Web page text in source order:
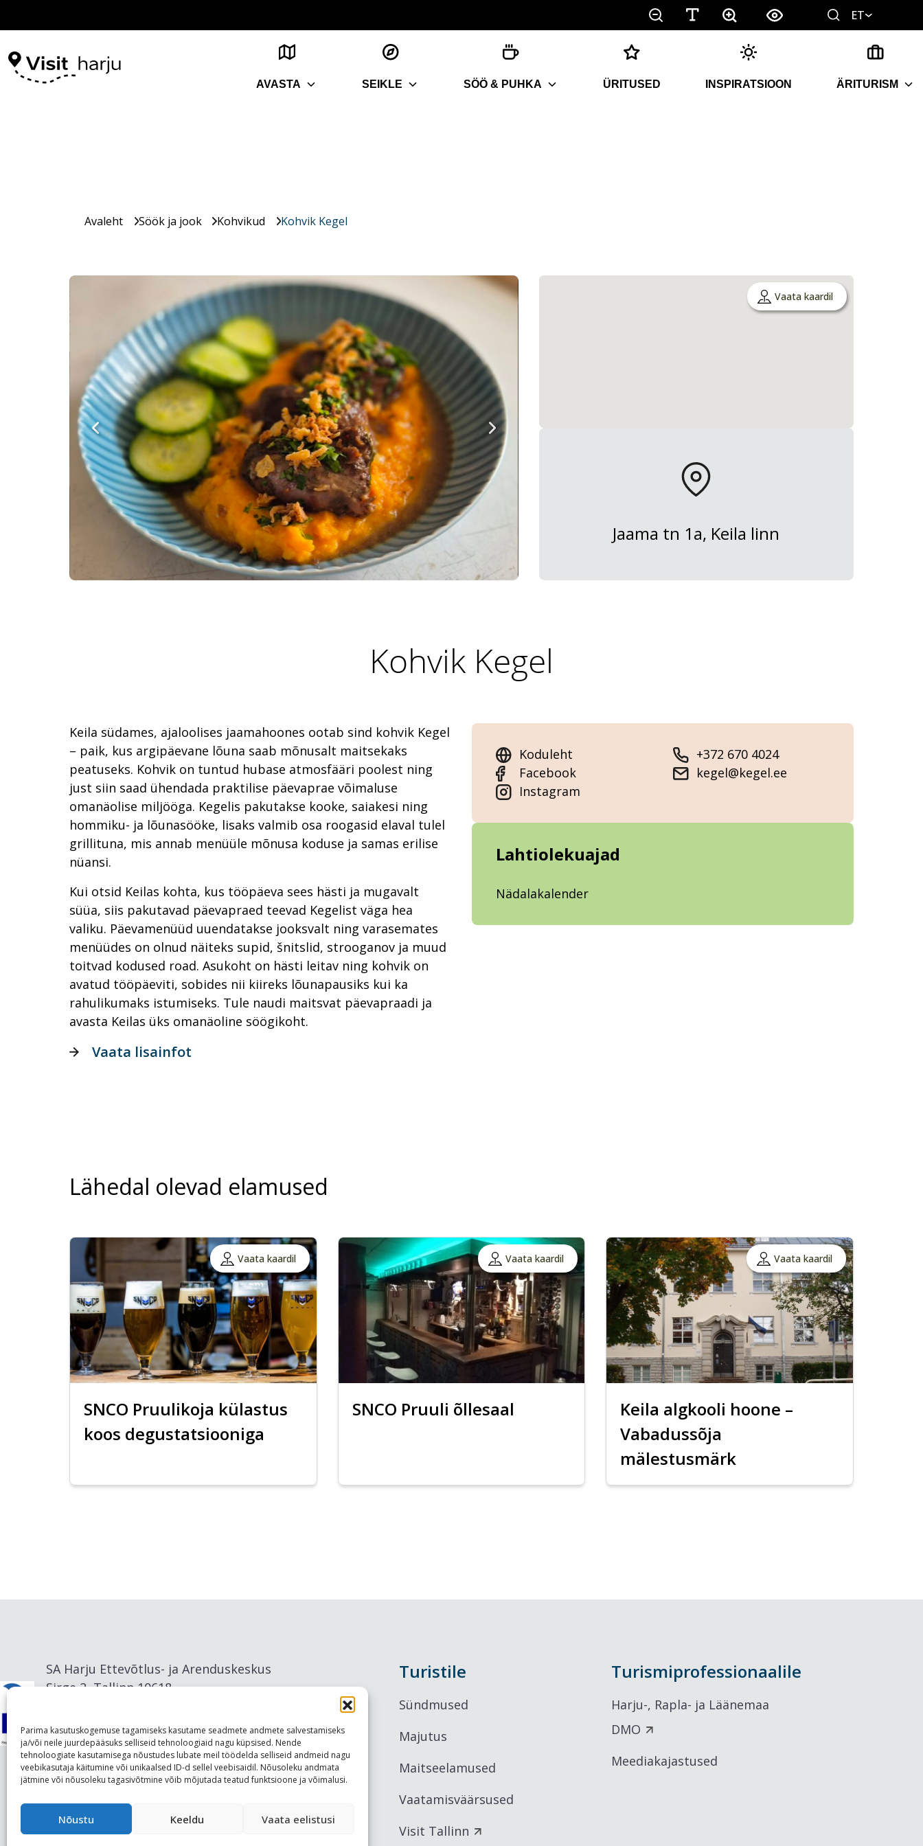
Parima kasutuskogemuse tagamiseks kasutame seadmete andmete salvestamiseks
ja/või neile juurdepääsuks selliseid tehnoloogiaid nagu küpsised. Nende
tehnoloogiate kasutamisega nõustudes lubate meil töödelda selliseid andmeid nagu
veebikasutaja käitumine või unikaalsed ID-d sellel veebisaidil. Nõusoleku andmata
jätmine või nõusoleku tagasivõtmine võib mõjutada teatud funktsioone ja võimalusi.
Nõustu Keeldu Vaata eelistusi
ET
AVASTA SEIKLE SÖÖ & PUHKA ÜRITUSED INSPIRATSIOON ÄRITURISM
Avaleht Söök ja jook Kohvikud Kohvik Kegel
Vaata kaardil
Jaama tn 1a, Keila linn
Kohvik Kegel
Keila südames, ajaloolises jaamahoones ootab sind kohvik Kegel
– paik, kus argipäevane lõuna saab mõnusalt maitsekaks
peatuseks. Kohvik on tuntud hubase atmosfääri poolest ning
just siin saad ühendada praktilise päevaprae võimaluse
omanäolise miljööga. Kegelis pakutakse kooke, saiakesi ning
hommiku- ja lõunasööke, lisaks valmib osa roogasid elaval tulel
grillituna, mis annab menüüle mõnusa koduse ja samas erilise
nüansi.
Kui otsid Keilas kohta, kus tööpäeva sees hästi ja mugavalt
süüa, siis pakutavad päevapraed teevad Kegelist väga hea
valiku. Päevamenüüd uuendatakse jooksvalt ning varasemates
menüüdes on olnud näiteks supid, šnitslid, strooganov ja muud
toitvad kodused road. Asukoht on hästi leitav ning kohvik on
avatud tööpäeviti, sobides nii kiireks lõunapausiks kui ka
rahulikumaks istumiseks. Tule naudi maitsvat päevapraadi ja
avasta Keilas üks omanäoline söögikoht.
Koduleht
Facebook
Instagram
+372 670 4024
kegel@kegel.ee
Lahtiolekuajad
Nädalakalender
Vaata lisainfot
Lähedal olevad elamused
Vaata kaardil
SNCO Pruulikoja külastus
koos degustatsiooniga
Vaata kaardil
SNCO Pruuli õllesaal
Vaata kaardil
Keila algkooli hoone –
Vabadussõja
mälestusmärk
SA Harju Ettevõtlus- ja Arenduskeskus
Sirge 2, Tallinn 10618
Turistile
Sündmused
Majutus
Maitseelamused
Vaatamisväärsused
Visit Tallinn
Turismiprofessionaalile
Harju-, Rapla- ja Läänemaa
DMO
Meediakajastused